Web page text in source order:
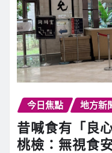
今日焦點 地方新
昔喊食有「良
桃檢：無視食